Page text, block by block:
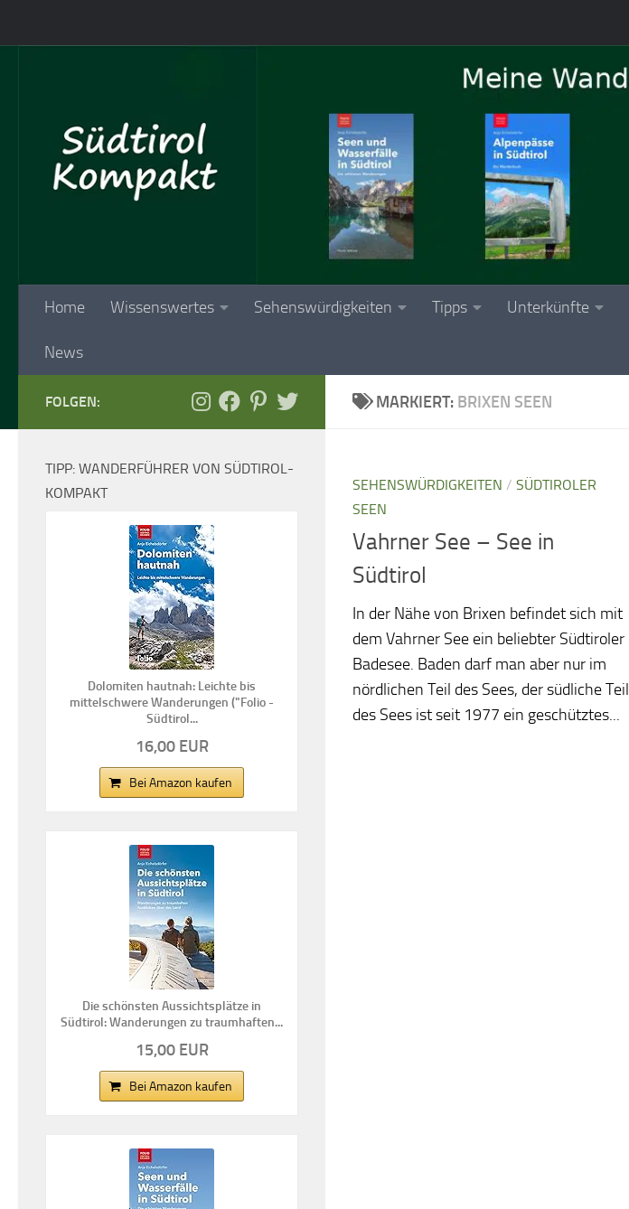
Home Wissenswertes Sehenswürdigkeiten Tipps Unterkünfte
News
MARKIERT: BRIXEN SEEN
SEHENSWÜRDIGKEITEN / SÜDTIROLER
SEEN
Vahrner See – See in
Südtirol
In der Nähe von Brixen befindet sich mit
dem Vahrner See ein beliebter Südtiroler
Badesee. Baden darf man aber nur im
nördlichen Teil des Sees, der südliche Teil
des Sees ist seit 1977 ein geschütztes...
FOLGEN:
TIPP: WANDERFÜHRER VON SÜDTIROL-
KOMPAKT
Dolomiten hautnah: Leichte bis
mittelschwere Wanderungen ("Folio -
Südtirol...
16,00 EUR
Bei Amazon kaufen
Die schönsten Aussichtsplätze in
Südtirol: Wanderungen zu traumhaften...
15,00 EUR
Bei Amazon kaufen